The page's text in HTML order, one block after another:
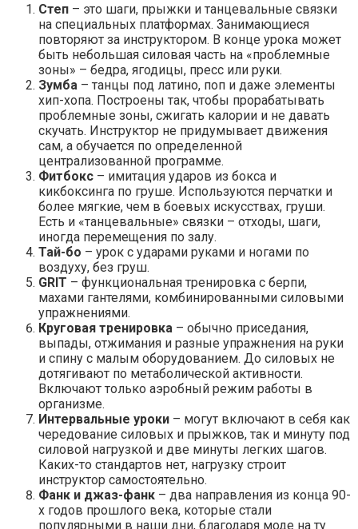
Степ – это шаги, прыжки и танцевальные связки
на специальных платформах. Занимающиеся
повторяют за инструктором. В конце урока может
быть небольшая силовая часть на «проблемные
зоны» – бедра, ягодицы, пресс или руки.
Зумба – танцы под латино, поп и даже элементы
хип-хопа. Построены так, чтобы прорабатывать
проблемные зоны, сжигать калории и не давать
скучать. Инструктор не придумывает движения
сам, а обучается по определенной
централизованной программе.
Фитбокс – имитация ударов из бокса и
кикбоксинга по груше. Используются перчатки и
более мягкие, чем в боевых искусствах, груши.
Есть и «танцевальные» связки – отходы, шаги,
иногда перемещения по залу.
Тай-бо – урок с ударами руками и ногами по
воздуху, без груш.
GRIT – функциональная тренировка с берпи,
махами гантелями, комбинированными силовыми
упражнениями.
Круговая тренировка – обычно приседания,
выпады, отжимания и разные упражнения на руки
и спину с малым оборудованием. До силовых не
дотягивают по метаболической активности.
Включают только аэробный режим работы в
организме.
Интервальные уроки – могут включают в себя как
чередование силовых и прыжков, так и минуту под
силовой нагрузкой и две минуты легких шагов.
Каких-то стандартов нет, нагрузку строит
инструктор самостоятельно.
Фанк и джаз-фанк – два направления из конца 90-
х годов прошлого века, которые стали
популярными в наши дни, благодаря моде на ту